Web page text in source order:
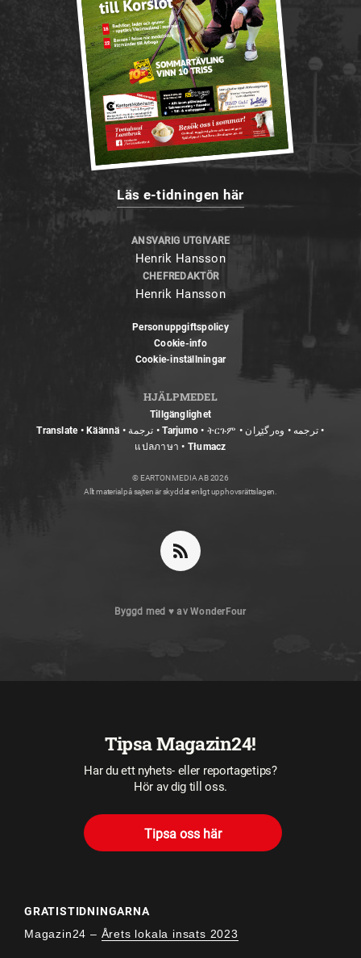
Läs e-tidningen här
ANSVARIG UTGIVARE
Henrik Hansson
CHEFREDAKTÖR
Henrik Hansson
Personuppgiftspolicy
Cookie-info
Cookie-inställningar
HJÄLPMEDEL
Tillgänglighet
Translate • Käännä • ترجمة • Tarjumo • ትርጉም • ترجمه • وەرگێڕان •
แปลภาษา • Tłumacz
© EARTON MEDIA AB 2026
Allt material på sajten är skyddat enligt upphovsrättslagen.
Byggd med ♥ avWonderFour
Tipsa Magazin24!
Har du ett nyhets- eller reportagetips?
Hör av dig till oss.
Tipsa oss här
GRATISTIDNINGARNA
Magazin24 – Årets lokala insats 2023